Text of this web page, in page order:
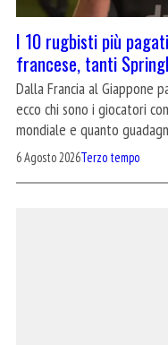
I 10 rugbisti più
francese, tanti
Dalla Francia al Giappone
ecco chi sono i giocatori
mondiale e quanto
6 Agosto 2026Terzo tempo